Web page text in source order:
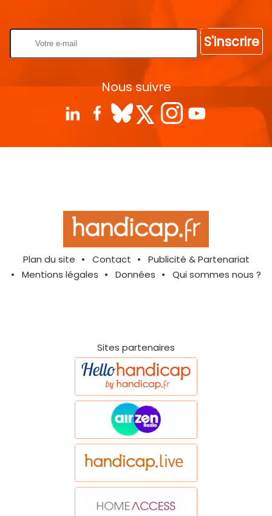
S'inscrire
Nous suivre
Plan du site Contact
Publicité & Partenariat
Mentions légales
Données Qui sommes nous ?
Sites partenaires